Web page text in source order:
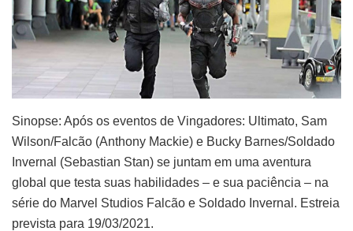
Sinopse: Após os eventos de Vingadores: Ultimato, Sam
Wilson/Falcão (Anthony Mackie) e Bucky Barnes/Soldado
Invernal (Sebastian Stan) se juntam em uma aventura
global que testa suas habilidades – e sua paciência – na
série do Marvel Studios Falcão e Soldado Invernal. Estreia
prevista para 19/03/2021.